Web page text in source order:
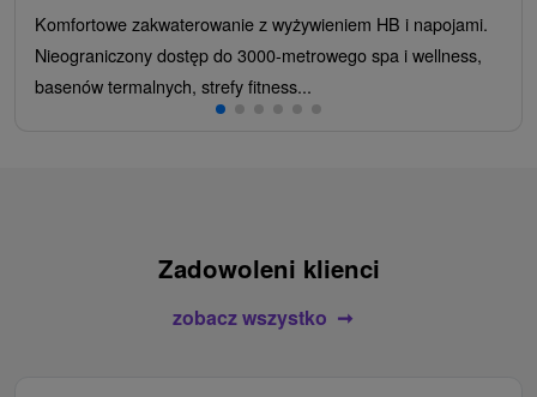
Komfortowe zakwaterowanie z wyżywieniem HB i napojami.
Nieograniczony dostęp do 3000-metrowego spa i wellness,
basenów termalnych, strefy fitness...
Zadowoleni klienci
zobacz wszystko